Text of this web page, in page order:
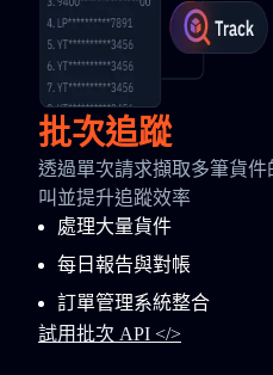
批次追蹤
透過單次請求擷取多筆貨
叫並提升追蹤效率
處理大量貨件
每日報告與對帳
訂單管理系統整合
試用批次 API </>